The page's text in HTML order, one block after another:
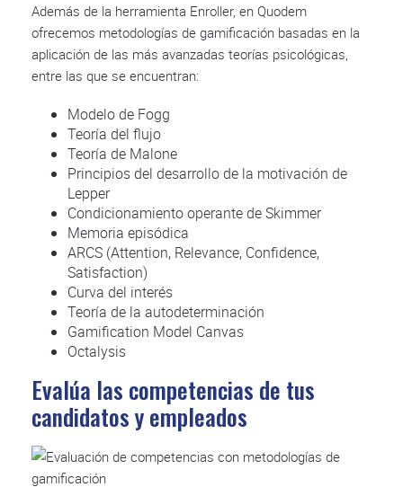
Además de la herramienta Enroller, en Quodem
ofrecemos metodologías de gamificación basadas en la
aplicación de las más avanzadas teorías psicológicas,
entre las que se encuentran:
Modelo de Fogg
Teoría del flujo
Teoría de Malone
Principios del desarrollo de la motivación de
Lepper
Condicionamiento operante de Skimmer
Memoria episódica
ARCS (Attention, Relevance, Confidence,
Satisfaction)
Curva del interés
Teoría de la autodeterminación
Gamification Model Canvas
Octalysis
Evalúa las competencias de tus
candidatos y empleados